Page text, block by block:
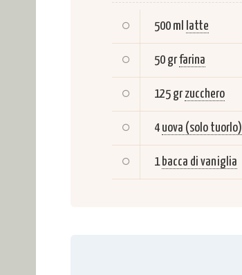
500 ml latte
50 grfarina
125 gr zucchero
4 uova (solo tuorlo)
1 bacca di vaniglia